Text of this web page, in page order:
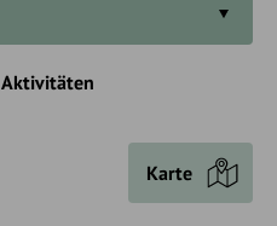
Aktivitäten
Karte